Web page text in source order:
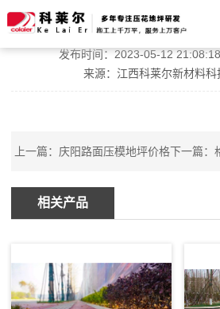
天水混凝土压模地
发布时间：2023-05-12 21:08:18
来源：江西科莱尔新材料科
上一篇： 庆阳路面压模地坪价格下一篇：
相关产品